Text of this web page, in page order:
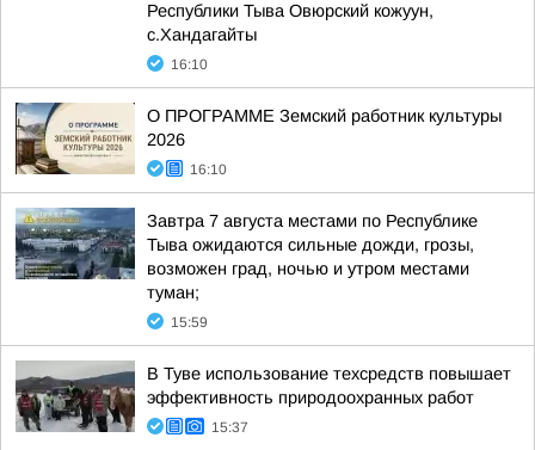
Республики Тыва Овюрский кожуун,
с.Хандагайты
16:10
О ПРОГРАММЕ Земский работник культуры
2026
16:10
Завтра 7 августа местами по Республике
Тыва ожидаются сильные дожди, грозы,
возможен град, ночью и утром местами
туман;
15:59
В Туве использование техсредств повышает
эффективность природоохранных работ
15:37